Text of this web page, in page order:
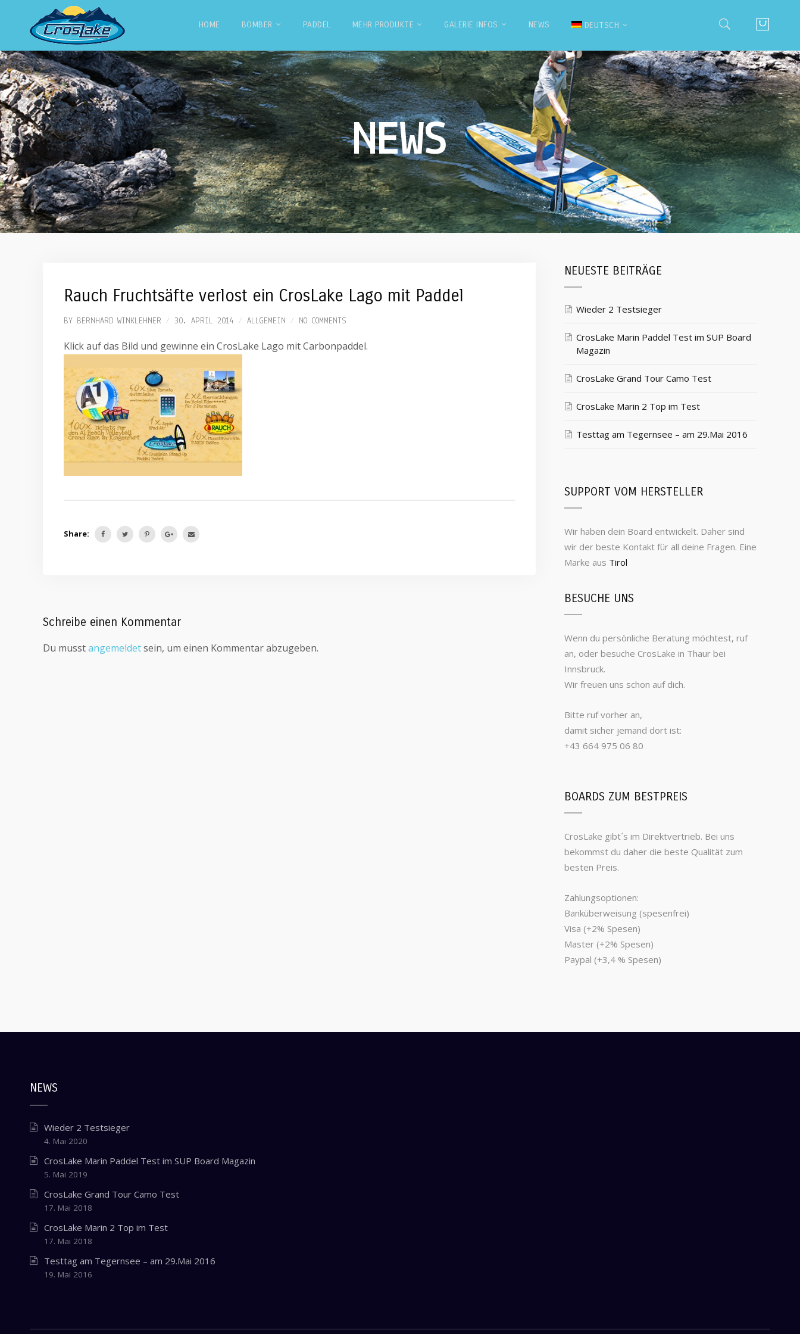
HOME BOMBER PADDEL MEHR PRODUKTE GALERIE INFOS NEWS DEUTSCH
NEWS
Rauch Fruchtsäfte verlost ein CrosLake Lago mit Paddel
BY BERNHARD WINKLEHNER 30. APRIL 2014 ALLGEMEIN NO COMMENTS
Klick auf das Bild und gewinne ein CrosLake Lago mit Carbonpaddel.
Share:
Schreibe einen Kommentar
Du musstangemeldetsein, um einen Kommentar abzugeben.
NEUESTE BEITRÄGE
Wieder 2 Testsieger
CrosLake Marin Paddel Test im SUP Board
Magazin
CrosLake Grand Tour Camo Test
CrosLake Marin 2 Top im Test
Testtag am Tegernsee – am 29.Mai 2016
SUPPORT VOM HERSTELLER
Wir haben dein Board entwickelt. Daher sind
wir der beste Kontakt für all deine Fragen. Eine
Marke aus Tirol
BESUCHE UNS
Wenn du persönliche Beratung möchtest, ruf
an, oder besuche CrosLake in Thaur bei
Innsbruck.
Wir freuen uns schon auf dich.
Bitte ruf vorher an,
damit sicher jemand dort ist:
+43 664 975 06 80
BOARDS ZUM BESTPREIS
CrosLake gibt´s im Direktvertrieb. Bei uns
bekommst du daher die beste Qualität zum
besten Preis.
Zahlungsoptionen:
Banküberweisung (spesenfrei)
Visa (+2% Spesen)
Master (+2% Spesen)
Paypal (+3,4 % Spesen)
NEWS
Wieder 2 Testsieger
4. Mai 2020
CrosLake Marin Paddel Test im SUP Board Magazin
5. Mai 2019
CrosLake Grand Tour Camo Test
17. Mai 2018
CrosLake Marin 2 Top im Test
17. Mai 2018
Testtag am Tegernsee – am 29.Mai 2016
19. Mai 2016